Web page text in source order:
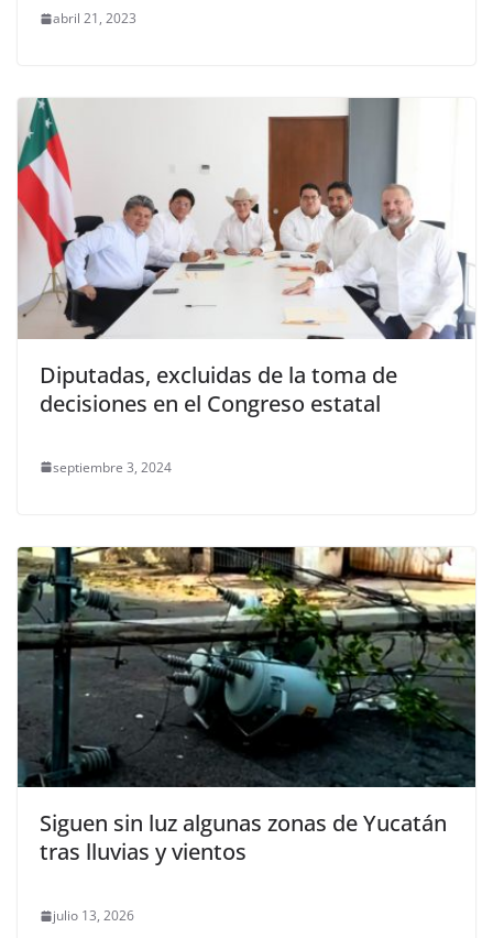
abril 21, 2023
Diputadas, excluidas de la toma de
decisiones en el Congreso estatal
septiembre 3, 2024
Siguen sin luz algunas zonas de Yucatán
tras lluvias y vientos
julio 13, 2026